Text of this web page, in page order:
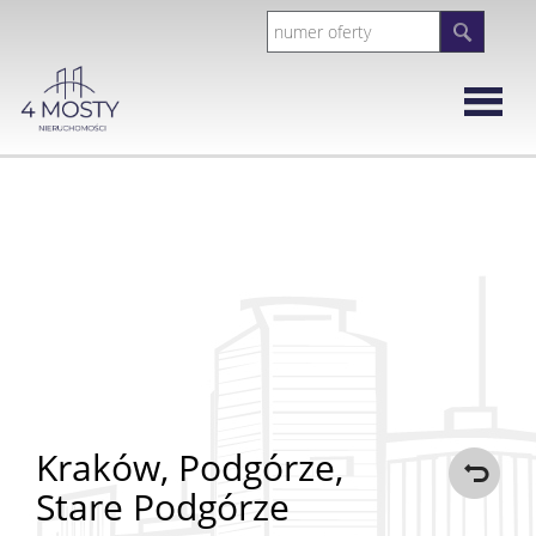
Działki
Kraków, Podgórze,
Stare Podgórze